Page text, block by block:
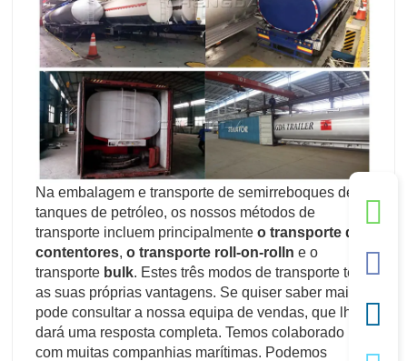
Na embalagem e transporte de semirreboques de
tanques de petróleo, os nossos métodos de
transporte incluem principalmente o transporte de
contentores, o transporte roll-on-roll n e o
transporte bulk. Estes três modos de transporte têm
as suas próprias vantagens. Se quiser saber mais,
pode consultar a nossa equipa de vendas, que lhe
dará uma resposta completa. Temos colaborado
com muitas companhias marítimas. Podemos